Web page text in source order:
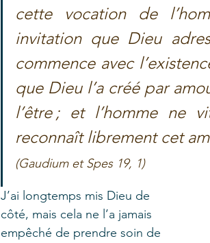
cette vocation de
invitation que Dieu
commence avec
que Dieu l’a créé par
l’être ; et l’homme ne
reconnaît librement cet
(Gaudium et Spes 19, 1)
J’ai longtemps mis Dieu de
côté, mais cela ne l’a jamais
empêché de prendre soin de